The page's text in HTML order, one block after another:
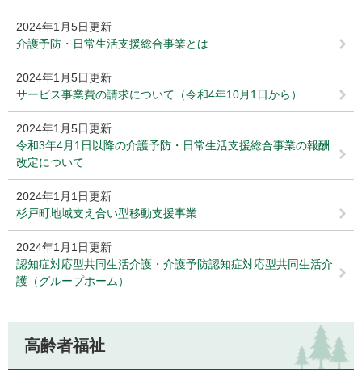
2024年1月5日更新
介護予防・日常生活支援総合事業とは
2024年1月5日更新
サービス事業費の請求について（令和4年10月1日から）
2024年1月5日更新
令和3年4月1日以降の介護予防・日常生活支援総合事業の報酬
改定について
2024年1月1日更新
杉戸町地域支え合い型移動支援事業
2024年1月1日更新
認知症対応型共同生活介護・介護予防認知症対応型共同生活介
護（グループホーム）
高齢者福祉